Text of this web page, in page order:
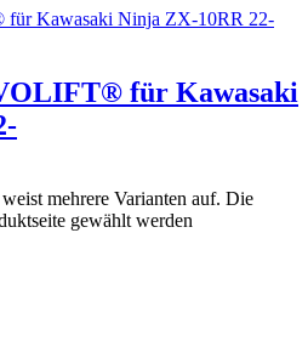
für Kawasaki
mehrere Varianten auf. Die
gewählt werden